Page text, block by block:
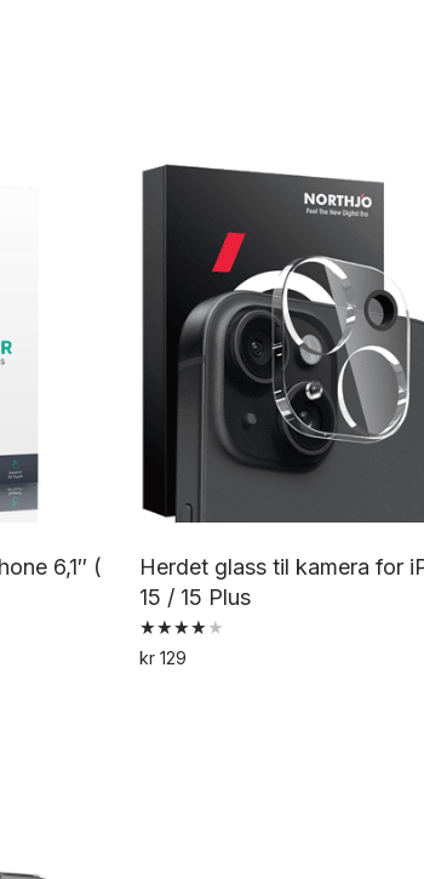
6,1″ (
Herdet glass til kamera for
15 / 15 Plus
Vurdert
4.00
kr 129